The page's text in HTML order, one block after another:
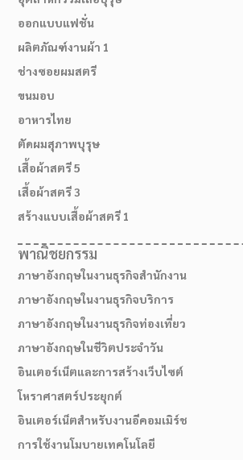
ออกแบบแฟชั่น
ผลิตภัณฑ์งานผ้า 1
ช่างซอยผมสตรี
ขนมอบ
อาหารไทย
ตัดผมสุภาพบุรุษ
เสื้อผ้าสตรี 5
เสื้อผ้าสตรี 3
สร้างแบบเสื้อผ้าสตรี 1
พาณิชยกรรม
ภาษาอังกฤษในงานธุรกิจสำนักงาน
ภาษาอังกฤษในงานธุรกิจบริการ
ภาษาอังกฤษในงานธุรกิจท่องเที่ยว
ภาษาอังกฤษในชีวิตประจำวัน
อินเตอร์เน็ตและการสร้างเว็บไซต์
โหราศาสตร์ประยุกต์
อินเตอร์เน็ตสำหรับงานอีคอมเมิร์ช
การใช้งานโมบายเทคโนโลยี